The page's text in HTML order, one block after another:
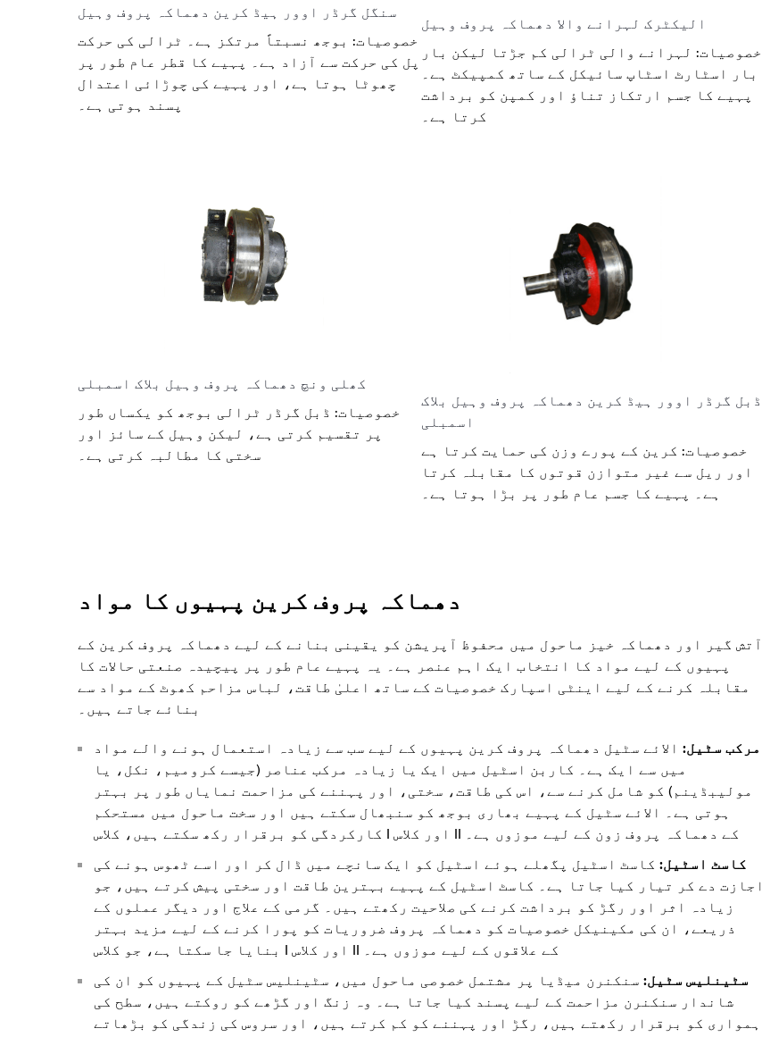
سنگل گرڈر اوور ہیڈ کرین دھماکہ پروف وہیل
خصوصیات: بوجھ نسبتاً مرتکز ہے۔ ٹرالی کی حرکت
پل کی حرکت سے آزاد ہے۔ پہیے کا قطر عام طور پر
چھوٹا ہوتا ہے، اور پہیے کی چوڑائی اعتدال
پسند ہوتی ہے۔
الیکٹرک لہرانے والا دھماکہ پروف وہیل
خصوصیات: لہرانے والی ٹرالی کم جڑتا لیکن بار
بار اسٹارٹ اسٹاپ سائیکل کے ساتھ کمپیکٹ ہے۔
پہیے کا جسم ارتکاز تناؤ اور کمپن کو برداشت
کرتا ہے۔
کھلی ونچ دھماکہ پروف وہیل بلاک اسمبلی
خصوصیات: ڈبل گرڈر ٹرالی بوجھ کو یکساں طور
پر تقسیم کرتی ہے، لیکن وہیل کے سائز اور
سختی کا مطالبہ کرتی ہے۔
ڈبل گرڈر اوور ہیڈ کرین دھماکہ پروف وہیل بلاک
اسمبلی
خصوصیات: کرین کے پورے وزن کی حمایت کرتا ہے
اور ریل سے غیر متوازن قوتوں کا مقابلہ کرتا
ہے۔ پہیے کا جسم عام طور پر بڑا ہوتا ہے۔
دھماکہ پروف کرین پہیوں کا مواد
آتش گیر اور دھماکہ خیز ماحول میں محفوظ آپریشن کو یقینی بنانے کے لیے دھماکہ پروف کرین کے
پہیوں کے لیے مواد کا انتخاب ایک اہم عنصر ہے۔ یہ پہیے عام طور پر پیچیدہ صنعتی حالات کا
مقابلہ کرنے کے لیے اینٹی اسپارک خصوصیات کے ساتھ اعلیٰ طاقت، لباس مزاحم کھوٹ کے مواد سے
بنائے جاتے ہیں۔
مرکب سٹیل: الائے سٹیل دھماکہ پروف کرین پہیوں کے لیے سب سے زیادہ استعمال ہونے والے مواد
میں سے ایک ہے۔ کاربن اسٹیل میں ایک یا زیادہ مرکب عناصر (جیسے کرومیم، نکل، یا
مولیبڈینم) کو شامل کرنے سے، اس کی طاقت، سختی، اور پہننے کی مزاحمت نمایاں طور پر بہتر
ہوتی ہے۔ الائے سٹیل کے پہیے بھاری بوجھ کو سنبھال سکتے ہیں اور سخت ماحول میں مستحکم
کارکردگی کو برقرار رکھ سکتے ہیں، کلاس I اور کلاس II کے دھماکہ پروف زون کے لیے موزوں ہے۔
کاسٹ اسٹیل: کاسٹ اسٹیل پگھلے ہوئے اسٹیل کو ایک سانچے میں ڈال کر اور اسے ٹھوس ہونے کی
اجازت دے کر تیار کیا جاتا ہے۔ کاسٹ اسٹیل کے پہیے بہترین طاقت اور سختی پیش کرتے ہیں، جو
زیادہ اثر اور رگڑ کو برداشت کرنے کی صلاحیت رکھتے ہیں۔ گرمی کے علاج اور دیگر عملوں کے
ذریعے، ان کی مکینیکل خصوصیات کو دھماکہ پروف ضروریات کو پورا کرنے کے لیے مزید بہتر
بنایا جا سکتا ہے، جو کلاس I اور کلاس II کے علاقوں کے لیے موزوں ہے۔
سٹینلیس سٹیل:سنکنرن میڈیا پر مشتمل خصوصی ماحول میں، سٹینلیس سٹیل کے پہیوں کو ان کی
شاندار سنکنرن مزاحمت کے لیے پسند کیا جاتا ہے۔ وہ زنگ اور گڑھے کو روکتے ہیں، سطح کی
ہمواری کو برقرار رکھتے ہیں، رگڑ اور پہننے کو کم کرتے ہیں، اور سروس کی زندگی کو بڑھاتے